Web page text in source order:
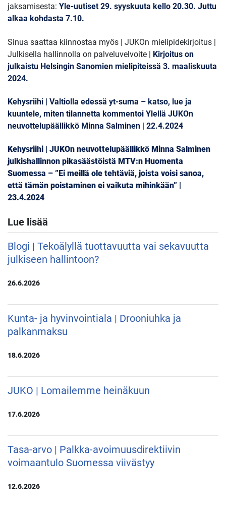
jaksamisesta: Yle-uutiset 29. syyskuuta kello 20.30. Juttu
alkaa kohdasta 7.10.
Sinua saattaa kiinnostaa myös | JUKOn mielipidekirjoitus |
Julkisella hallinnolla on palveluvelvoite | Kirjoitus on
julkaistu Helsingin Sanomien mielipiteissä 3. maaliskuuta
2024.
Kehysriihi | Valtiolla edessä yt-suma – katso, lue ja
kuuntele, miten tilannetta kommentoi Ylellä JUKOn
neuvottelupäällikkö Minna Salminen | 22.4.2024
Kehysriihi | JUKOn neuvottelupäällikkö Minna Salminen
julkishallinnon pikasäästöistä MTV:n Huomenta
Suomessa – ”Ei meillä ole tehtäviä, joista voisi sanoa,
että tämän poistaminen ei vaikuta mihinkään” |
23.4.2024
Lue lisää
Blogi | Tekoälyllä tuottavuutta vai sekavuutta
julkiseen hallintoon?
26.6.2026
Kunta- ja hyvinvointiala | Drooniuhka ja
palkanmaksu
18.6.2026
JUKO | Lomailemme heinäkuun
17.6.2026
Tasa-arvo | Palkka-avoimuusdirektiivin
voimaantulo Suomessa viivästyy
12.6.2026